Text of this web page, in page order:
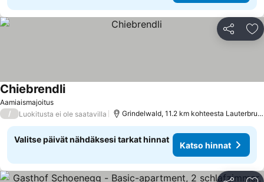
Jaa
Aamiaismajoitus
Chiebrendli
/ Luokitusta ei ole saatavilla Grindelwald, 11.2 km kohteesta Lauterbrunnen
Valitse päivät nähdäksesi tarkat hinnat
Katso hinnat